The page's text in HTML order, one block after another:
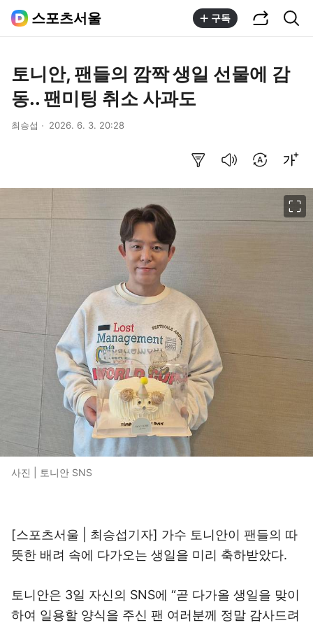
스포츠서울 구독
토니안, 팬들의 깜짝 생일 선물에 감
동.. 팬미팅 취소 사과도
최승섭 2026. 6. 3. 20:28
사진 | 토니안 SNS
[스포츠서울 | 최승섭기자] 가수 토니안이 팬들의 따
뜻한 배려 속에 다가오는 생일을 미리 축하받았다.
토니안은 3일 자신의 SNS에 “곧 다가올 생일을 맞이
하여 일용할 양식을 주신 팬 여러분께 정말 감사드려